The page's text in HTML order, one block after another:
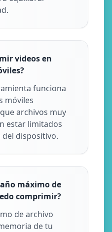
videos en
funciona
móviles
archivos muy
estar limitados
dispositivo.
máximo de
comprimir?
de archivo
de tu